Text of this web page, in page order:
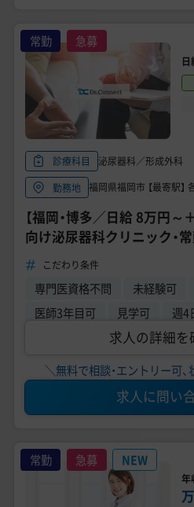
常勤 急募
日
診療科目
泌尿器科／形成外科
勤務地 福岡県福岡市 【最寄駅】
【福岡・博多／日給 8万円～
向け泌尿器科クリニック・
業務／未経験可能
こだわり条件
専門医資格不問 未経験可
医師3年目可
見学可 週4
求人の詳細を
＼無料で相談・エントリー可
求人に問い
常勤 急募 NEW
年